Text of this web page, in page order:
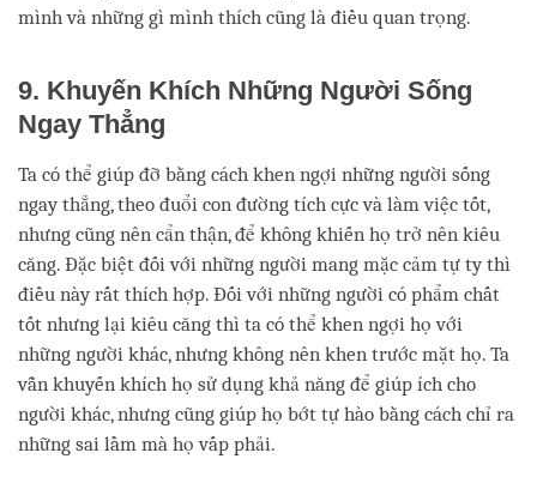
mình và những gì mình thích cũng là điều quan trọng.
9. Khuyến Khích Những Người Sống
Ngay Thẳng
Ta có thể giúp đỡ bằng cách khen ngợi những người sống
ngay thẳng, theo đuổi con đường tích cực và làm việc tốt,
nhưng cũng nên cẩn thận, để không khiến họ trở nên kiêu
căng. Đặc biệt đối với những người mang mặc cảm tự ty thì
điều này rất thích hợp. Đối với những người có phẩm chất
tốt nhưng lại kiêu căng thì ta có thể khen ngợi họ với
những người khác, nhưng không nên khen trước mặt họ. Ta
vẫn khuyến khích họ sử dụng khả năng để giúp ích cho
người khác, nhưng cũng giúp họ bớt tự hào bằng cách chỉ ra
những sai lầm mà họ vấp phải.